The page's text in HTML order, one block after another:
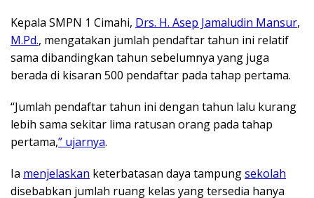
Kepala SMPN 1 Cimahi, Drs. H. Asep Jamaludin Mansur,
M.Pd., mengatakan jumlah pendaftar tahun ini relatif
sama dibandingkan tahun sebelumnya yang juga
berada di kisaran 500 pendaftar pada tahap pertama.
“Jumlah pendaftar tahun ini dengan tahun lalu kurang
lebih sama sekitar lima ratusan orang pada tahap
pertama,” ujarnya.
Ia menjelaskan keterbatasan daya tampungsekolah
disebabkan jumlah ruang kelas yang tersedia hanya